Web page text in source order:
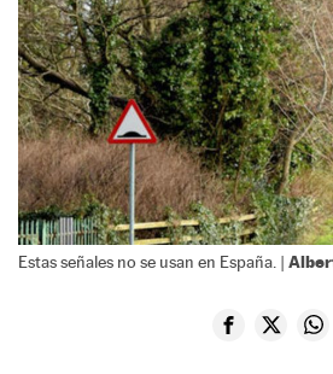
Estas señales no se usan en España. |